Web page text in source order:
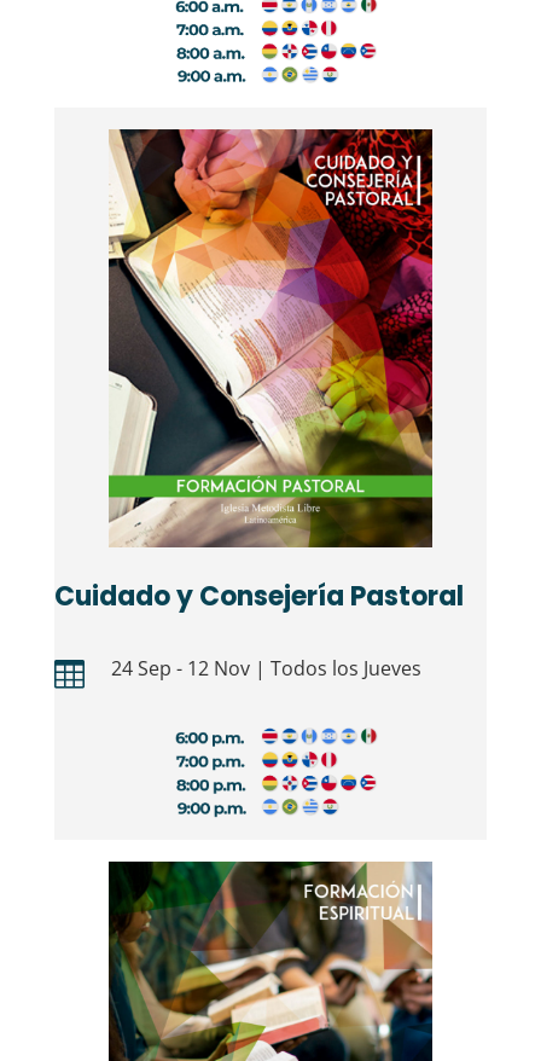
Cuidado y Consejería Pastoral
 24 Sep - 12 Nov | Todos los Jueves